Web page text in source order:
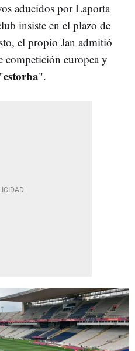
aducidos por Laporta
insiste en el plazo de
el propio Jan admitió
competición europea y
estorba".